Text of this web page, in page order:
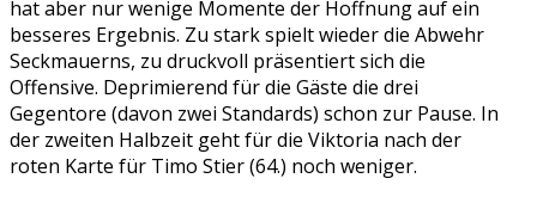
hat aber nur wenige Momente der Hoffnung auf ein
besseres Ergebnis. Zu stark spielt wieder die Abwehr
Seckmauerns, zu druckvoll präsentiert sich die
Offensive. Deprimierend für die Gäste die drei
Gegentore (davon zwei Standards) schon zur Pause. In
der zweiten Halbzeit geht für die Viktoria nach der
roten Karte für Timo Stier (64.) noch weniger.